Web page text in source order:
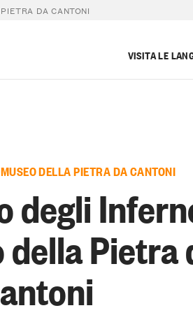
DA CANTONI
VISITA LE
DELLA PIETRA DA CANTONI
degli
della Pietra